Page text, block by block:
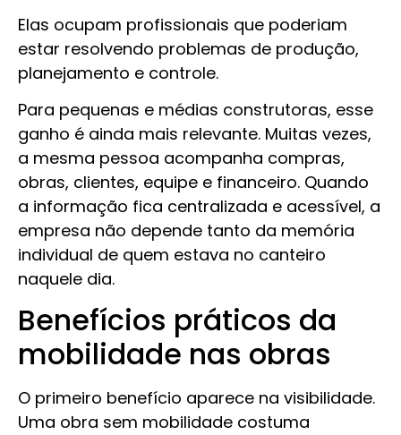
Elas ocupam profissionais que poderiam
estar resolvendo problemas de produção,
planejamento e controle.
Para pequenas e médias construtoras, esse
ganho é ainda mais relevante. Muitas vezes,
a mesma pessoa acompanha compras,
obras, clientes, equipe e financeiro. Quando
a informação fica centralizada e acessível, a
empresa não depende tanto da memória
individual de quem estava no canteiro
naquele dia.
Benefícios práticos da
mobilidade nas obras
O primeiro benefício aparece na visibilidade.
Uma obra sem mobilidade costuma